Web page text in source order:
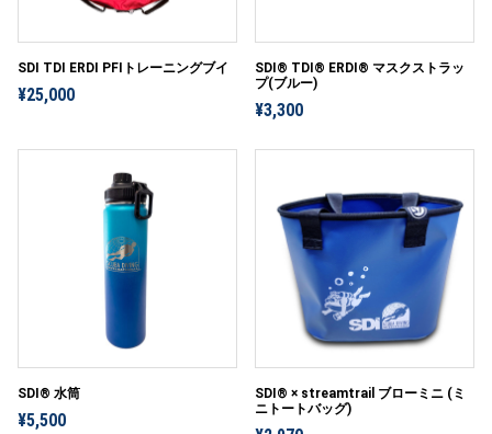
SDI TDI ERDI PFIトレーニングブイ
¥25,000
SDI® TDI® ERDI® マスクストラッ
プ(ブルー)
¥3,300
SDI® 水筒
¥5,500
SDI® × streamtrail ブローミニ (ミ
ニトートバッグ)